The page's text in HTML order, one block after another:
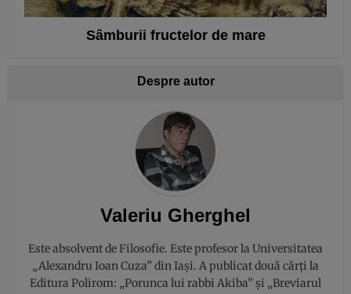
Sâmburii fructelor de mare
Despre autor
Valeriu Gherghel
Este absolvent de Filosofie. Este profesor la Universitatea
„Alexandru Ioan Cuza” din Iași. A publicat două cărți la
Editura Polirom: „Porunca lui rabbi Akiba” și „Breviarul